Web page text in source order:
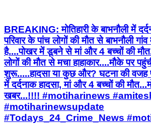
BREAKING: मोतिहारी के बाभनौली में
परिवार के पांच लोगों की मौत से बाभनौली
है....पोखर में डूबने से मां और 4 बच्चों की
लोगों की मौत से मचा हाहाकार....मौके पर
शुरू.....हादसा या कुछ और? घटना की वजह
में दर्दनाक हादसा, मां और 4 बच्चों की
खबर...!!!! #motiharinews
#motiharinewsupdate
#Todays_24_Crime_News